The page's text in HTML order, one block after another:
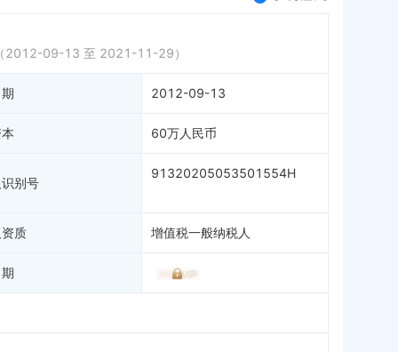
2012-09-13 至 2021-11-29）
2012-09-13
60万人民币
别号
91320205053501554H
质 增值税一般纳税人